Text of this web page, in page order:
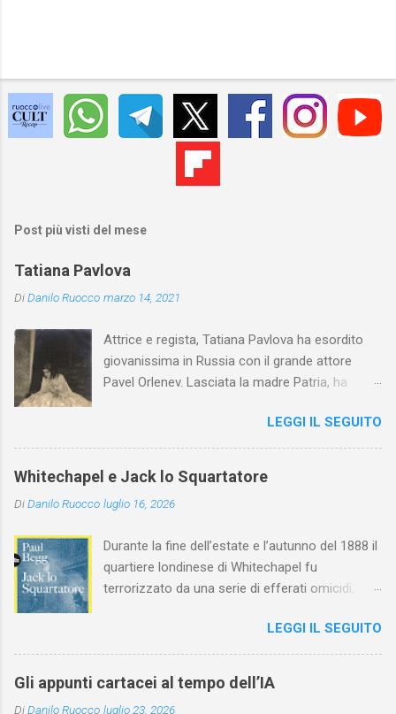
Post più visti del mese
Tatiana Pavlova
DiDanilo Ruocco marzo 14, 2021
Attrice e regista, Tatiana Pavlova ha esordito
giovanissima in Russia con il grande attore
Pavel Orlenev. Lasciata la madre Patria, ha
l'arte della Pavlova ha raggiunto la piena
maturità ed è stata in grado di rinnovare
profondamente l'attardato mondo teatrale
LEGGI IL SEGUITO
Whitechapel e Jack lo Squartatore
DiDanilo Ruocco luglio 16, 2026
Durante la fine dell’estate e l’autunno del 1888 il
quartiere londinese di Whitechapel fu
terrorizzato da una serie di efferati omicidi,
assassino ribattezzato Jack lo Squartatore la
cui identità, tutt’oggi, resta ignota. Paul Begg in
Jack lo Squartatore: la vera storia , edito da
Utet, ricostruisce non solo i cinque omicidi
LEGGI IL SEGUITO
Gli appunti cartacei al tempo dell’IA
DiDanilo Ruocco luglio 23, 2026